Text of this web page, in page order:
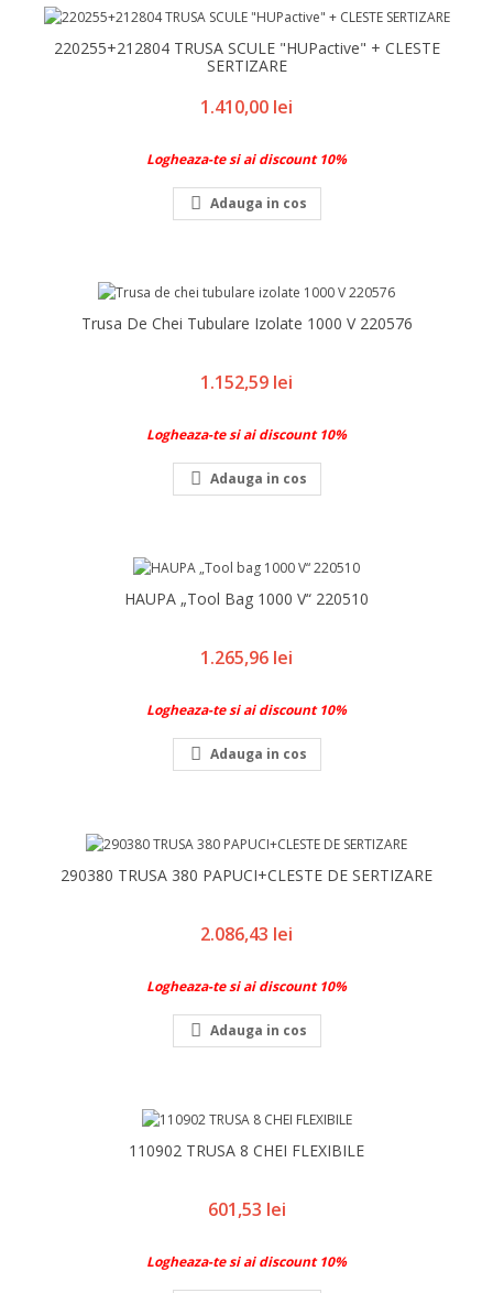
220255+212804 TRUSA SCULE "HUPactive" + CLESTE
SERTIZARE
Pret
1.410,00 lei
Logheaza-te si ai discount 10%
 Adauga in cos
Trusa De Chei Tubulare Izolate 1000 V 220576
Pret
1.152,59 lei
Logheaza-te si ai discount 10%
 Adauga in cos
HAUPA „Tool Bag 1000 V“ 220510
Pret
1.265,96 lei
Logheaza-te si ai discount 10%
 Adauga in cos
290380 TRUSA 380 PAPUCI+CLESTE DE SERTIZARE
Pret
2.086,43 lei
Logheaza-te si ai discount 10%
 Adauga in cos
110902 TRUSA 8 CHEI FLEXIBILE
Pret
601,53 lei
Logheaza-te si ai discount 10%